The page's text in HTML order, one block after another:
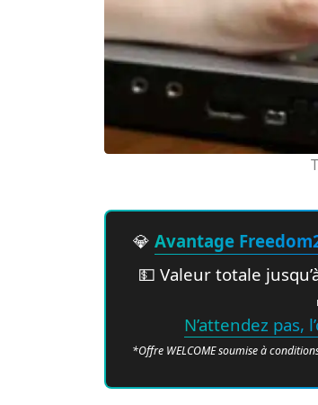
💎 Avantage
💵 Valeur totale
N’attendez
*Offre WELCOME soumise à